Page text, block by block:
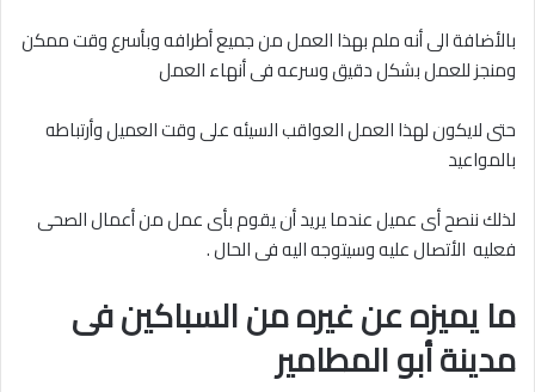
بالأضافة الى أنه ملم بهذا العمل من جميع أطرافه وبأسرع وقت ممكن
ومنجز للعمل بشكل دقيق وسرعه فى أنهاء العمل
حتى لايكون لهذا العمل العواقب السيئه على وقت العميل وأرتباطه
بالمواعيد
لذلك ننصح أى عميل عندما يريد أن يقوم بأى عمل من أعمال الصحى
فعليه الأتصال عليه وسيتوجه اليه فى الحال .
ما يميزه عن غيره من السباكين فى
مدينة أبو المطامير